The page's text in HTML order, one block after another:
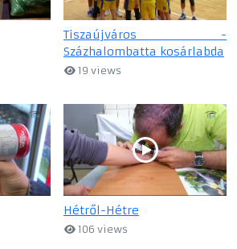
Tiszaújváros -
Százhalombatta kosárlabda
19 views
Hétről-Hétre
106 views